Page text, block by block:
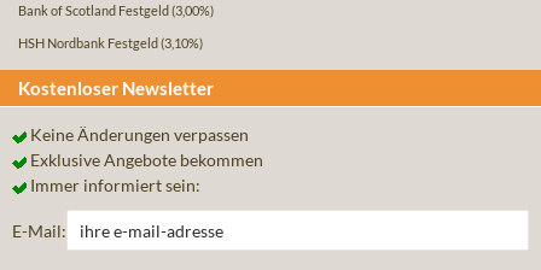
Bank of Scotland Festgeld (3,00%)
HSH Nordbank Festgeld (3,10%)
Kostenloser Newsletter
Keine Änderungen verpassen
Exklusive Angebote bekommen
Immer informiert sein:
E-Mail: